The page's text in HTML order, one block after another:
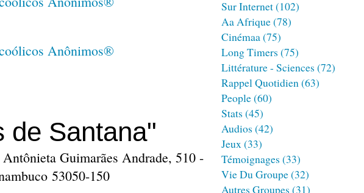
de Santana"
Guimarães Andrade, 510 -
53050-150
Sur Internet(102)
Aa Afrique(78)
Cinémaa(75)
Long Timers (75)
Littérature - Sciences (72)
Rappel Quotidien(63)
People(60)
Stats (45)
Audios (42)
Jeux(33)
Témoignages (33)
Vie Du Groupe(32)
Autres Groupes (31)